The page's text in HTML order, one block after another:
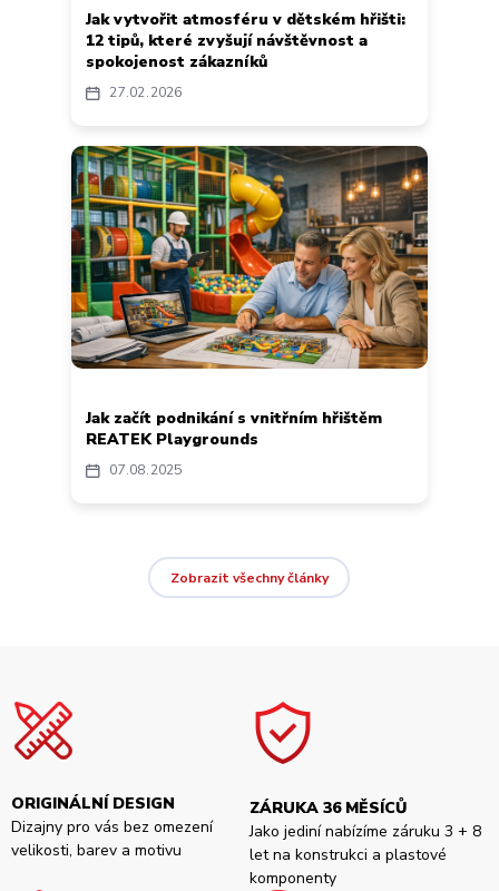
27 02 2026
Jak vytvořit atmosféru v dětském hřišti:
12 tipů, které zvyšují návštěvnost a
spokojenost zákazníků
07 08 2025
Jak začít podnikání s vnitřním hřištěm
REATEK Playgrounds
Zobrazit všechny články
ORIGINÁLNÍ DESIGN
Dizajny pro vás bez omezení
velikosti, barev a motivu
ZÁRUKA 36 MĚSÍCŮ
Jako jediní nabízíme záruku 3 + 8
let na konstrukci a plastové
komponenty